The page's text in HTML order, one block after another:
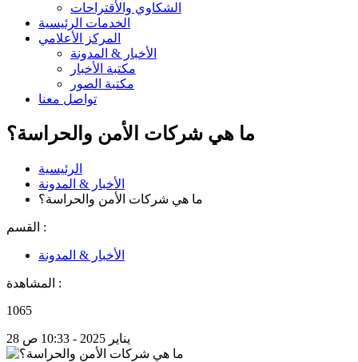
الشكاوي والأقتراحات
الخدمات الرئيسية
المركز الأعلامي
الأخبار & المدونة
مكتبة الأخبار
مكتبة الصور
تواصل معنا
ما هي شركات الأمن والحراسة؟
الرئيسية
الأخبار & المدونة
ما هي شركات الأمن والحراسة؟
القسم :
الأخبار & المدونة
المشاهدة :
1065
28 يناير 2025 - 10:33 ص